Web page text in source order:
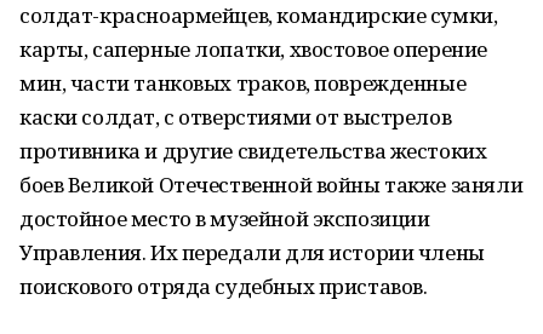
солдат-красноармейцев, командирские сумки,
карты, саперные лопатки, хвостовое оперение
мин, части танковых траков, поврежденные
каски солдат, с отверстиями от выстрелов
противника и другие свидетельства жестоких
боев Великой Отечественной войны также заняли
достойное место в музейной экспозиции
Управления. Их передали для истории члены
поискового отряда судебных приставов.